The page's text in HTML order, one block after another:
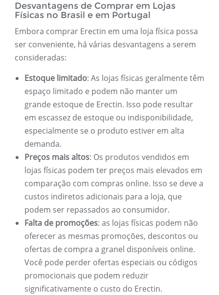
Desvantagens de Comprar em Lojas
Físicas no Brasil e em Portugal
Embora comprar Erectin em uma loja física possa
ser conveniente, há várias desvantagens a serem
consideradas:
Estoque limitado: As lojas físicas geralmente têm
espaço limitado e podem não manter um
grande estoque de Erectin. Isso pode resultar
em escassez de estoque ou indisponibilidade,
especialmente se o produto estiver em alta
demanda.
Preços mais altos: Os produtos vendidos em
lojas físicas podem ter preços mais elevados em
comparação com compras online. Isso se deve a
custos indiretos adicionais para a loja, que
podem ser repassados ​​ao consumidor.
Falta de promoções: as lojas físicas podem não
oferecer as mesmas promoções, descontos ou
ofertas de compra a granel disponíveis online.
Você pode perder ofertas especiais ou códigos
promocionais que podem reduzir
significativamente o custo do Erectin.